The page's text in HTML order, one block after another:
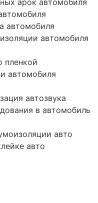
автомобиля
автомобиля
пленкой
автомобиля
автозвука
в автомобиль
авто
авто